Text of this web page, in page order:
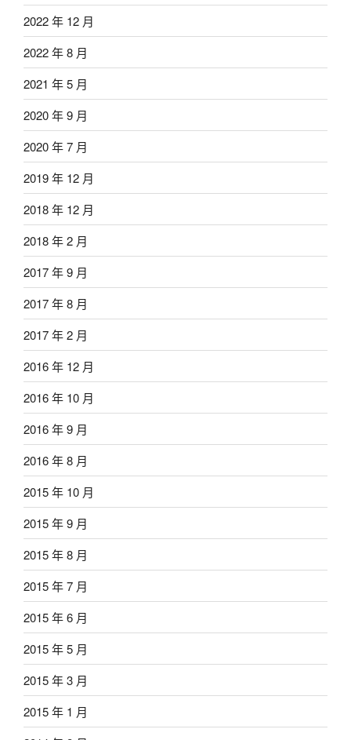
2022 年 12 月
2022 年 8 月
2021 年 5 月
2020 年 9 月
2020 年 7 月
2019 年 12 月
2018 年 12 月
2018 年 2 月
2017 年 9 月
2017 年 8 月
2017 年 2 月
2016 年 12 月
2016 年 10 月
2016 年 9 月
2016 年 8 月
2015 年 10 月
2015 年 9 月
2015 年 8 月
2015 年 7 月
2015 年 6 月
2015 年 5 月
2015 年 3 月
2015 年 1 月